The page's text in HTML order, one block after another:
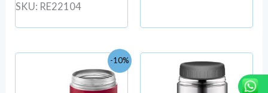
SKU: RE22104
-10%
prix
initial
Le
prix
actuel